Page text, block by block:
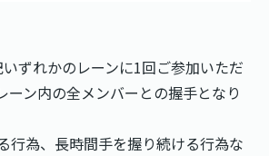
ずれかのレーンに1回ご参加いただ
ン内の全メンバーとの握手となり
行為、長時間手を握り続ける行為な